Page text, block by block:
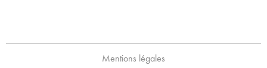
Mentions légales